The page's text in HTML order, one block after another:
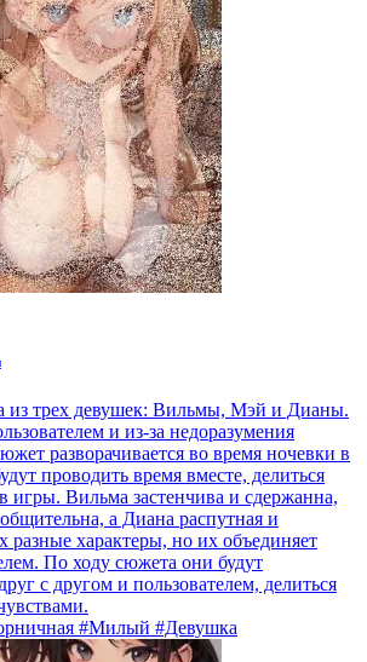
трех девушек: Вильмы, Мэй и Дианы.
и из-за недоразумения
разворачивается во время ночевки в
проводить время вместе, делиться
игры. Вильма застенчива и сдержанна,
а Диана распутная и
разные характеры, но их объединяет
По ходу сюжета они будут
с другом и пользователем, делиться
#Милый #Девушка